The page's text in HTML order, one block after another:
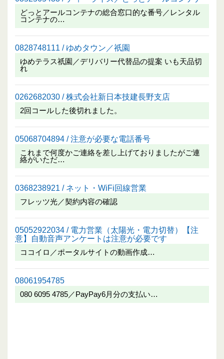
どっとアールコンテナの総合窓口的な番号／レンタル
コンテナの…
0828748111 / ゆめタウン／祇園
ゆめテラス祇園／デリバリー代替品の提案 いも天品切
れ
0262682030 / 株式会社新日本技建長野支店
2回コールした後切れました。
05068704894 / 注意が必要な電話番号
これまで何度かご連絡を差し上げておりましたがご連
絡がいただ…
0368238921 / ネット・WiFi回線営業
フレッツ光／契約内容の確認
05052922034 / 電力営業（太陽光・電力切替）【注
意】自動音声アンケートは注意が必要です
ココイロ／ポータルサイトの動画作成…
08061954785
080 6095 4785／PayPay6月分の支払い…